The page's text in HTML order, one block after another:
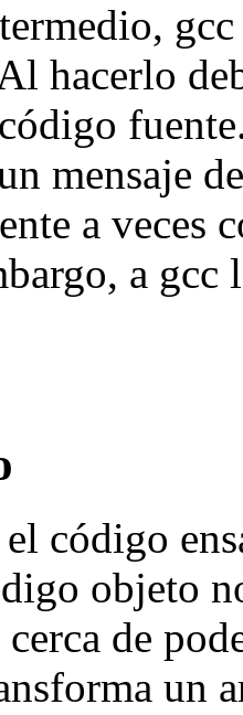
hacerlo
mensaje
a veces
a
código
objeto
cerca de
un